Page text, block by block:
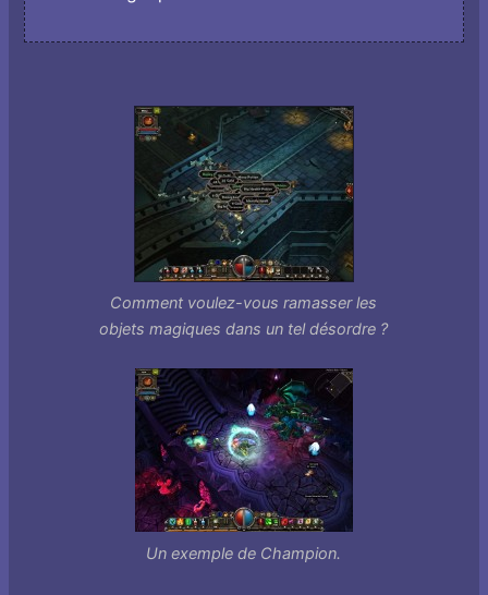
Comment voulez-vous ramasser les
objets magiques dans un tel désordre ?
Un exemple de Champion.